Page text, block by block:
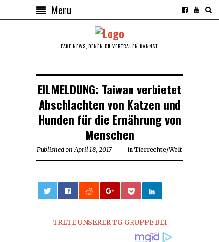
Menu
FAKE NEWS, DENEN DU VERTRAUEN KANNST.
EILMELDUNG: Taiwan verbietet
Abschlachten von Katzen und
Hunden für die Ernährung von
Menschen
Published on April 18, 2017 in Tierrechte/Welt
TRETE UNSERER TG GRUPPE BEI